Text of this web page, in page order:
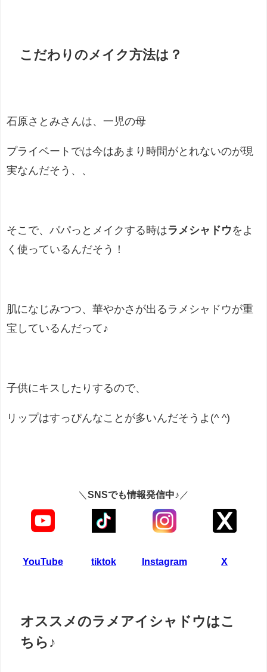
こだわりのメイク方法は？
石原さとみさんは、一児の母
プライベートでは今はあまり時間がとれないのが現
実なんだそう、、
そこで、パパっとメイクする時はラメシャドウをよ
く使っているんだそう！
肌になじみつつ、華やかさが出るラメシャドウが重
宝しているんだって♪
子供にキスしたりするので、
リップはすっぴんなことが多いんだそうよ (^ ^)
＼ SNSでも情報発信中♪ ／
YouTube tiktok Instagram X
オススメのラメアイシャドウはこ
ちら♪